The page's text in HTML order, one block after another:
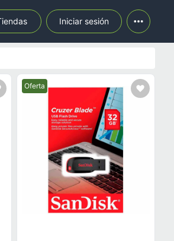
Iniciar sesión
Mejor precio.
Oferta